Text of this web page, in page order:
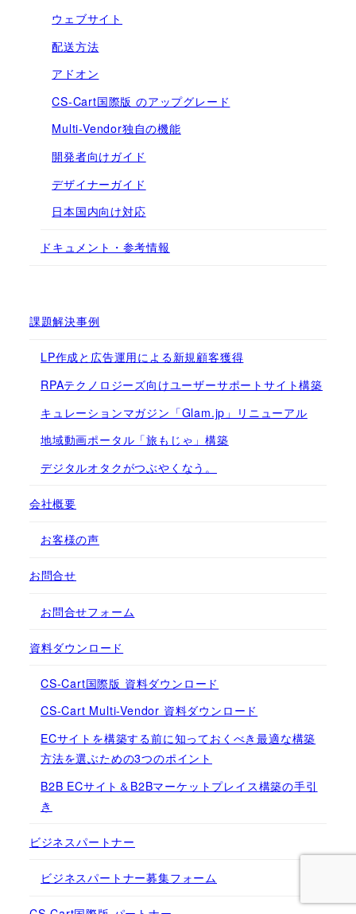
ウェブサイト
配送方法
アドオン
CS-Cart国際版 のアップグレード
Multi-Vendor独自の機能
開発者向けガイド
デザイナーガイド
日本国内向け対応
ドキュメント・参考情報
課題解決事例
LP作成と広告運用による新規顧客獲得
RPAテクノロジーズ向けユーザーサポートサイト構築
キュレーションマガジン「Glam.jp」リニューアル
地域動画ポータル「旅もじゃ」構築
デジタルオタクがつぶやくなう。
会社概要
お客様の声
お問合せ
お問合せフォーム
資料ダウンロード
CS-Cart国際版 資料ダウンロード
CS-Cart Multi-Vendor 資料ダウンロード
ECサイトを構築する前に知っておくべき最適な構築
方法を選ぶための3つのポイント
B2B ECサイト＆B2Bマーケットプレイス構築の手引
き
ビジネスパートナー
ビジネスパートナー募集フォーム